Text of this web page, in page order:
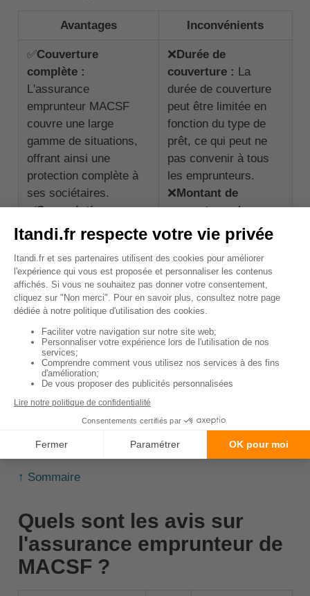
Avantages Inconvénients
✅Couverture
complète :
L'assurance
emprunteur MACSF
couvre une large
gamme de situations,
offrant ainsi une
protection complète à
ses sociétaires.
✅Souscription
facilitée :La
souscription est
facilitée et sécurisée,
réalisable en un temps
record avec l'aide d'un
conseiller MACSF en
agence.
Gestion des
démarches :Si vous
souhaitez changer
d'assurance, MACSF
s'occupe de toutes les
❌Durée de
couverture : La
durée de couverture
peut être limitée en
fonction du type de
prêt, ce qui peut ne
pas convenir à tous
les emprunteurs.
❌Montant de
couverture :Le
montant de
couverture peut être
limité en fonction de
la profession de
l'emprunteur.
↑ Sommaire
Quels sont les avis sur
l'assurance emprunteur de
MACSF ?